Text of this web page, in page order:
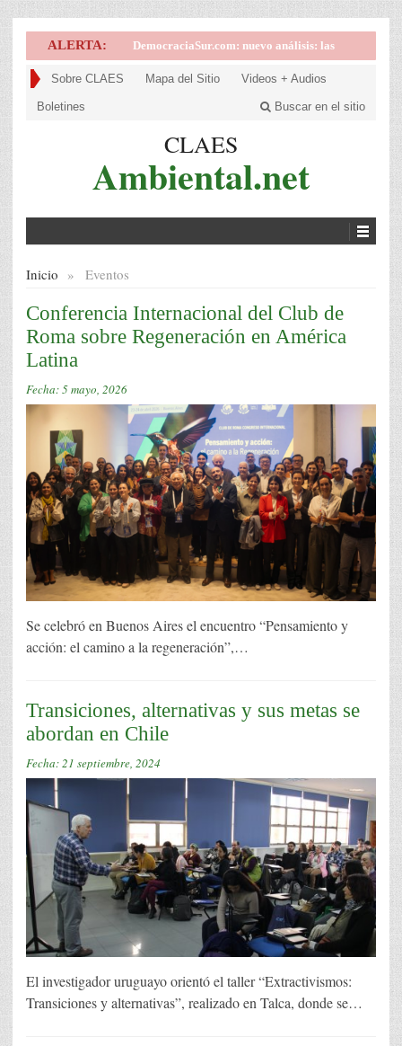
ALERTA: DemocraciaSur.com: nuevo análisis: las
implicancias de la victoria de la derecha en
Sobre CLAES Mapa del Sitio Videos + Audios
Boletines Buscar en el sitio
CLAES
Ambiental.net
Inicio » Eventos
Conferencia Internacional del Club de
Roma sobre Regeneración en América
Latina
Fecha:5 mayo, 2026
Se celebró en Buenos Aires el encuentro “Pensamiento y
acción: el camino a la regeneración”,…
Transiciones, alternativas y sus metas se
abordan en Chile
Fecha:21 septiembre, 2024
El investigador uruguayo orientó el taller “Extractivismos:
Transiciones y alternativas”, realizado en Talca, donde se…